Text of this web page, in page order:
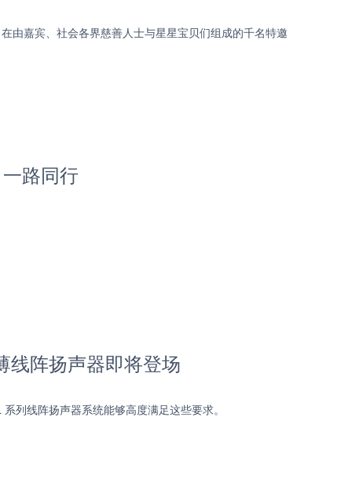
由嘉宾、社会各界慈善人士与星星宝贝们组成的千名特邀
路同行
阵扬声器即将登场
列线阵扬声器系统能够高度满足这些要求。